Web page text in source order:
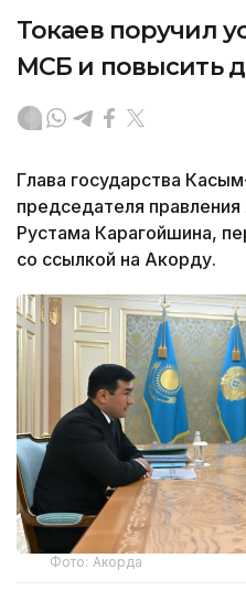
Токаев поручил
МСБ и повысить
Глава государства
председателя
Рустама Карагойшина,
со ссылкой на Акорду.
Фото: Акорда